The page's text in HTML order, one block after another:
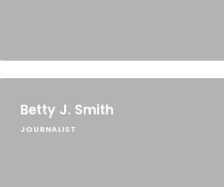
Betty J. Smith
JOURNALIST